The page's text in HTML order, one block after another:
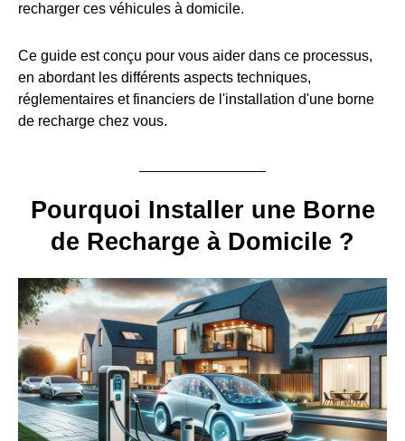
recharger ces véhicules à domicile.
Ce guide est conçu pour vous aider dans ce processus,
en abordant les différents aspects techniques,
réglementaires et financiers de l'installation d'une borne
de recharge chez vous.
Pourquoi Installer une Borne
de Recharge à Domicile ?